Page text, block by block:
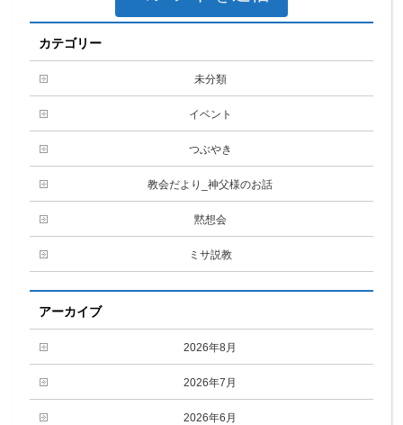
カテゴリー
未分類
イベント
つぶやき
教会だより_神父様のお話
黙想会
ミサ説教
アーカイブ
2026年8月
2026年7月
2026年6月